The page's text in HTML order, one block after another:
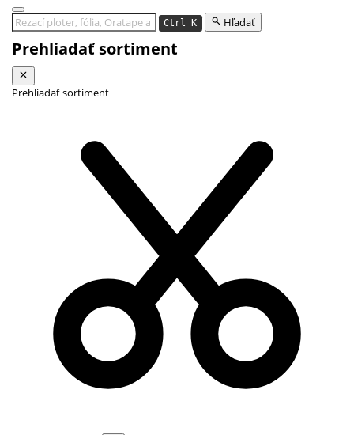
Ctrl K Hľadať
Prehliadať sortiment
Prehliadať sortiment